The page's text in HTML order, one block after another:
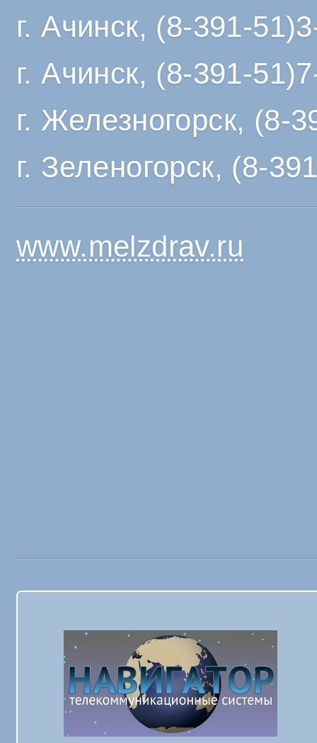
г. Ачинск, (8-391-
г. Ачинск, (8-391-
г. Железногорск, (8-
г. Зеленогорск, (8-
www.melzdrav.ru